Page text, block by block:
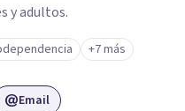
y adultos.
+7 más
Email